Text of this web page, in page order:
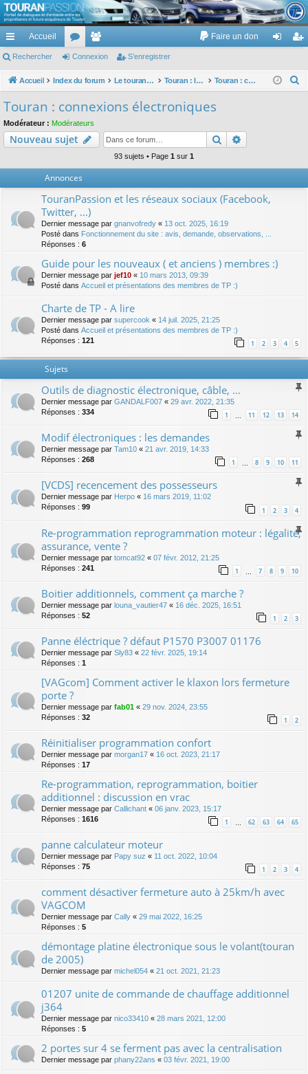
TouranPassion
Le forum des propriétaires ou futurs acquéreurs du Volkswagen Touran
cc
ès
pi
de
Accueil
or
u
e
m
Faire un don
ne nr
Rechercher Connexion S’enregistrer
Accueil Index du forum Le touran dans ses versions I (V1 V2 V3) et II ... Touran : les équipements électriques et électroniques Touran : connexions électroniques
c
Touran : connexions électroniques
Modérateur : Modérateurs
Nouveau sujet Rechercher
93 sujets • Page 1 sur 1
Annonces
TouranPassion et les réseaux sociaux (Facebook,
Twitter, ...)
Dernier message par gnanvofredy « 13 oct. 2025, 16:19
Posté dans Fonctionnement du site : avis, demande, observations, ...
Réponses : 6
Guide pour les nouveaux ( et anciens ) membres :)
Dernier message par jef10 « 10 mars 2013, 09:39
Posté dans Accueil et présentations des membres de TP :)
Charte de TP - A lire
Dernier message par supercook « 14 juil. 2025, 21:25
Posté dans Accueil et présentations des membres de TP :)
Réponses : 121 1 2 3 4 5
Sujets
Outils de diagnostic électronique, câble, ...
Dernier message par GANDALF007 « 29 avr. 2022, 21:35
Réponses : 334 1 … 11 12 13 14
Modif électroniques : les demandes
Dernier message par Tam10 « 21 avr. 2019, 14:33
Réponses : 268 1 … 8 9 10 11
[VCDS] recencement des possesseurs
Dernier message par Herpo « 16 mars 2019, 11:02
Réponses : 99 1 2 3 4
Re-programmation reprogrammation moteur : légalité,
assurance, vente ?
Dernier message par tomcat92 « 07 févr. 2012, 21:25
Réponses : 241 1 7 8 9 10
Boitier additionnels, comment ça marche ?
Dernier message par louna_vautier47 « 16 déc. 2025, 16:51
Réponses : 52 1 2 3
Panne éléctrique ? défaut P1570 P3007 01176
Dernier message par Sly83 « 22 févr. 2025, 19:14
Réponses : 1
[VAGcom] Comment activer le klaxon lors fermeture
porte ?
Dernier message par fab01 « 29 nov. 2024, 23:55
Réponses : 32 1 2
Réinitialiser programmation confort
Dernier message par morgan17 « 16 oct. 2023, 21:17
Réponses : 17
Re-programmation, reprogrammation, boitier
additionnel : discussion en vrac
Dernier message par Callichant « 06 janv. 2023, 15:17
Réponses : 1616 1 62 63 64 65
panne calculateur moteur
Dernier message par Papy suz « 11 oct. 2022, 10:04
Réponses : 75 1 2 3 4
comment désactiver fermeture auto à 25km/h avec
VAGCOM
Dernier message par Cally « 29 mai 2022, 16:25
Réponses : 5
démontage platine électronique sous le volant(touran
de 2005)
Dernier message par michel054 « 21 oct. 2021, 21:23
01207 unite de commande de chauffage additionnel
j364
Dernier message par nico33410 « 28 mars 2021, 12:00
Réponses : 5
2 portes sur 4 se ferment pas avec la centralisation
Dernier message par phany22ans « 03 févr. 2021, 19:00